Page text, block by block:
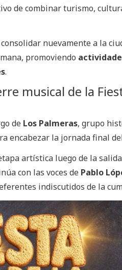
de combinar turismo,
nuevamente a la
promoviendo
.
musical de la
de Los Palmeras, grupo
encabezar la jornada final
artística luego de la
con las voces de Pablo
indiscutidos de la